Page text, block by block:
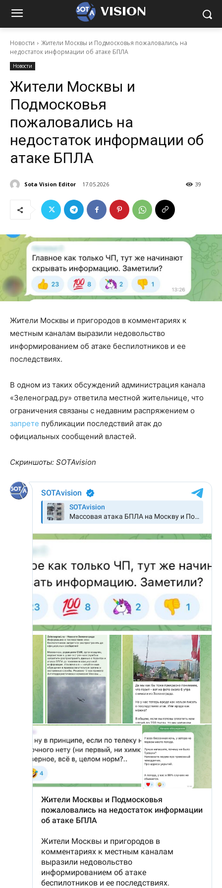
VISION
Новости
Жители Москвы и Подмосковья пожаловались на
недостаток информации об атаке БПЛА
Новости
Жители Москвы и
Подмосковья
пожаловались на
недостаток информации об
атаке БПЛА
Sota Vision Editor 17.05.2026 39
Жители Москвы и пригородов в комментариях к
местным каналам выразили недовольство
информированием об атаке беспилотников и ее
последствиях.
В одном из таких обсуждений администрация канала
«Зеленоград.ру» ответила местной жительнице, что
ограничения связаны с недавним распряжением о
запрете публикации последствий атак до
официальных сообщений властей.
Скриншоты: SOTAvision